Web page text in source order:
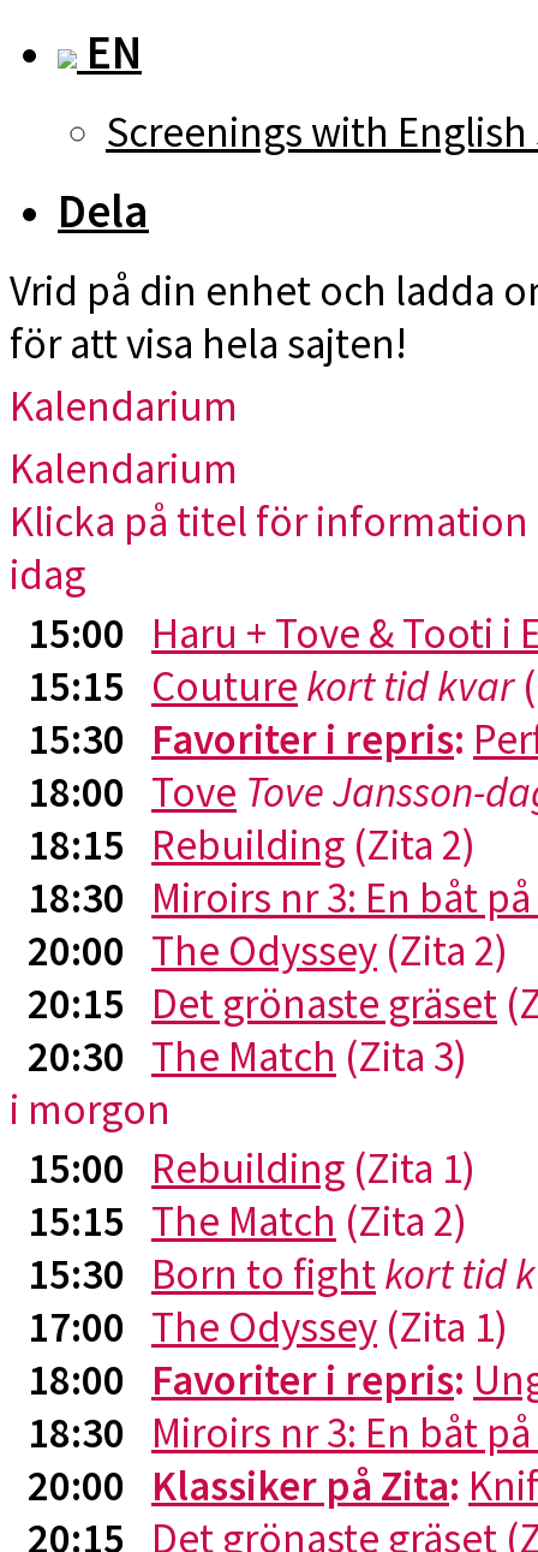
EN
Screenings with
Dela
Vrid på din enhet och ladda
för att visa hela sajten!
Kalendarium
Kalendarium
Klicka på titel för
idag
15:00 Haru + Tove & Tooti i
15:15 Couture kort tid kvar
15:30 Favoriter i repris:
18:00 Tove Tove Jansson-
18:15 Rebuilding (Zita 2)
18:30 Miroirs nr 3: En båt
20:00 The Odyssey (Zita 2)
20:15 Det grönaste gräset
20:30 The Match (Zita 3)
i morgon
15:00 Rebuilding (Zita 1)
15:15 The Match (Zita 2)
15:30 Born to fightkort tid
17:00 The Odyssey (Zita 1)
18:00 Favoriter i repris:
18:30 Miroirs nr 3: En båt
20:00 Klassiker på Zita:
20:15 Det grönaste gräset